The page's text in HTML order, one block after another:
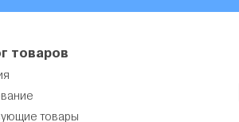
товаров
товары